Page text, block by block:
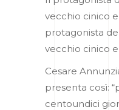
vecchio cinico
protagonista
vecchio cinico
Cesare
presenta così:
centoundici